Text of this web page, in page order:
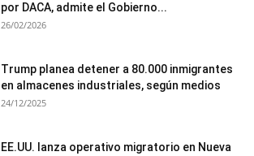
por DACA, admite el Gobierno...
26/02/2026
Trump planea detener a 80.000 inmigrantes
en almacenes industriales, según medios
24/12/2025
EE.UU. lanza operativo migratorio en Nueva